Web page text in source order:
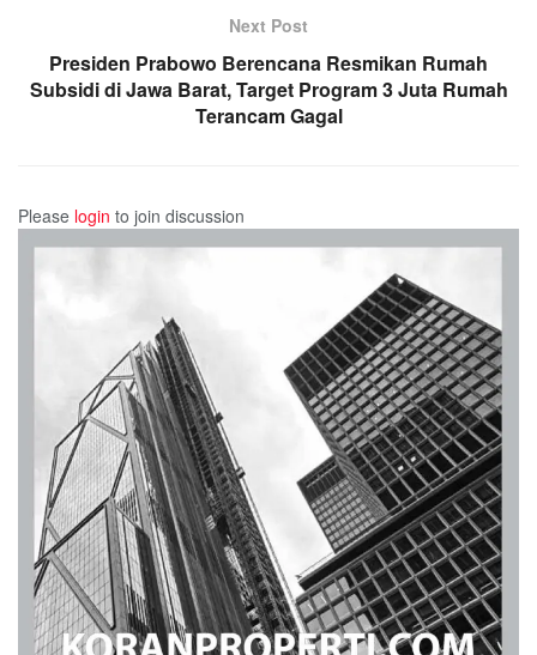
Next Post
Presiden Prabowo Berencana Resmikan Rumah
Subsidi di Jawa Barat, Target Program 3 Juta Rumah
Terancam Gagal
Please login to join discussion